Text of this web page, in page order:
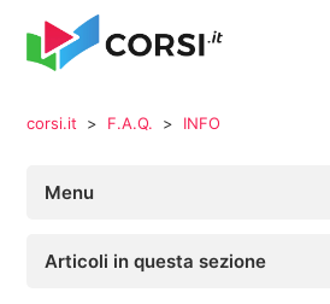
corsi.it F.A.Q. INFO
Menu
Articoli in questa sezione